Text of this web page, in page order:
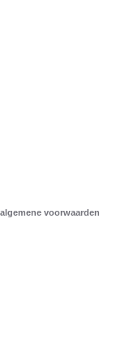
algemene voorwaarden